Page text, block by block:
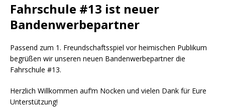
Fahrschule #13 ist neuer
Bandenwerbepartner
Passend zum 1. Freundschaftsspiel vor heimischen Publikum
begrüßen wir unseren neuen Bandenwerbepartner die
Fahrschule #13.
Herzlich Willkommen auf‘m Nocken und vielen Dank für Eure
Unterstützung!